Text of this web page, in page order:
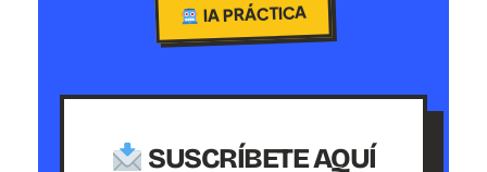
IA PRÁCTICA
SUSCRÍBETE AQUÍ